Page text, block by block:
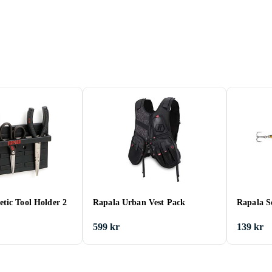
Tool Holder 2 Rapala Urban Vest Pack
599 kr
Rapala
139 kr